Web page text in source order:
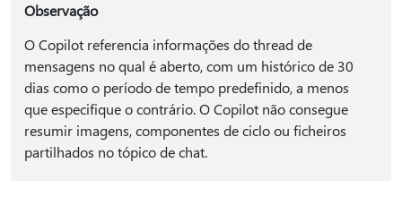
Observação
O Copilot referencia informações do thread de
mensagens no qual é aberto, com um histórico de 30
dias como o período de tempo predefinido, a menos
que especifique o contrário. O Copilot não consegue
resumir imagens, componentes de ciclo ou ficheiros
partilhados no tópico de chat.